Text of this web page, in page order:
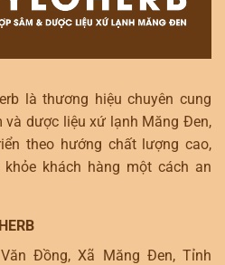
là thương hiệu chuyên cung
dược liệu xứ lạnh Măng Đen,
theo hướng chất lượng cao,
khách hàng một cách an
Đồng, Xã Măng Đen, Tỉnh